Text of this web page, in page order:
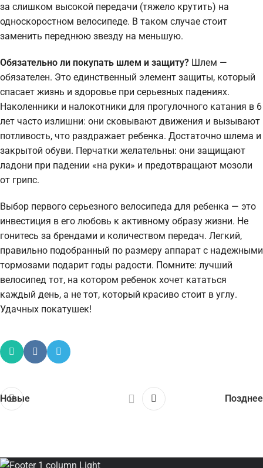
за слишком высокой передачи (тяжело крутить) на
односкоростном велосипеде. В таком случае стоит
заменить переднюю звезду на меньшую.
Обязательно ли покупать шлем и защиту? Шлем —
обязателен. Это единственный элемент защиты, который
спасает жизнь и здоровье при серьезных падениях.
Наколенники и налокотники для прогулочного катания в 6
лет часто излишни: они сковывают движения и вызывают
потливость, что раздражает ребенка. Достаточно шлема и
закрытой обуви. Перчатки желательны: они защищают
ладони при падении «на руки» и предотвращают мозоли
от грипс.
Выбор первого серьезного велосипеда для ребенка — это
инвестиция в его любовь к активному образу жизни. Не
гонитесь за брендами и количеством передач. Легкий,
правильно подобранный по размеру аппарат с надежными
тормозами подарит годы радости. Помните: лучший
велосипед тот, на котором ребенок хочет кататься
каждый день, а не тот, который красиво стоит в углу.
Удачных покатушек!
Новые Позднее